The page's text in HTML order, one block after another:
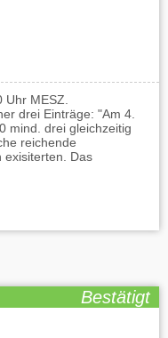
MESZ.
drei Einträge: "Am 4.
mind. drei gleichzeitig
reichende
exisiterten. Das
Bestätigt